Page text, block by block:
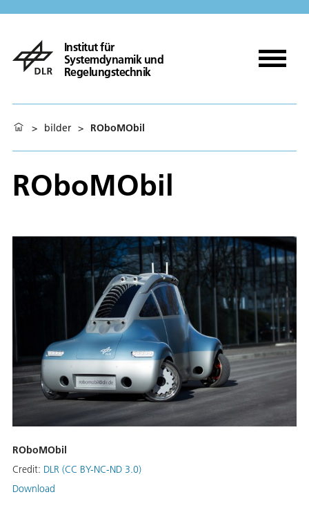
Institut für
Systemdynamik und
Regelungstechnik
> bilder > ROboMObil
ROboMObil
ROboMObil
Credit: DLR (CC BY-NC-ND 3.0)
Download